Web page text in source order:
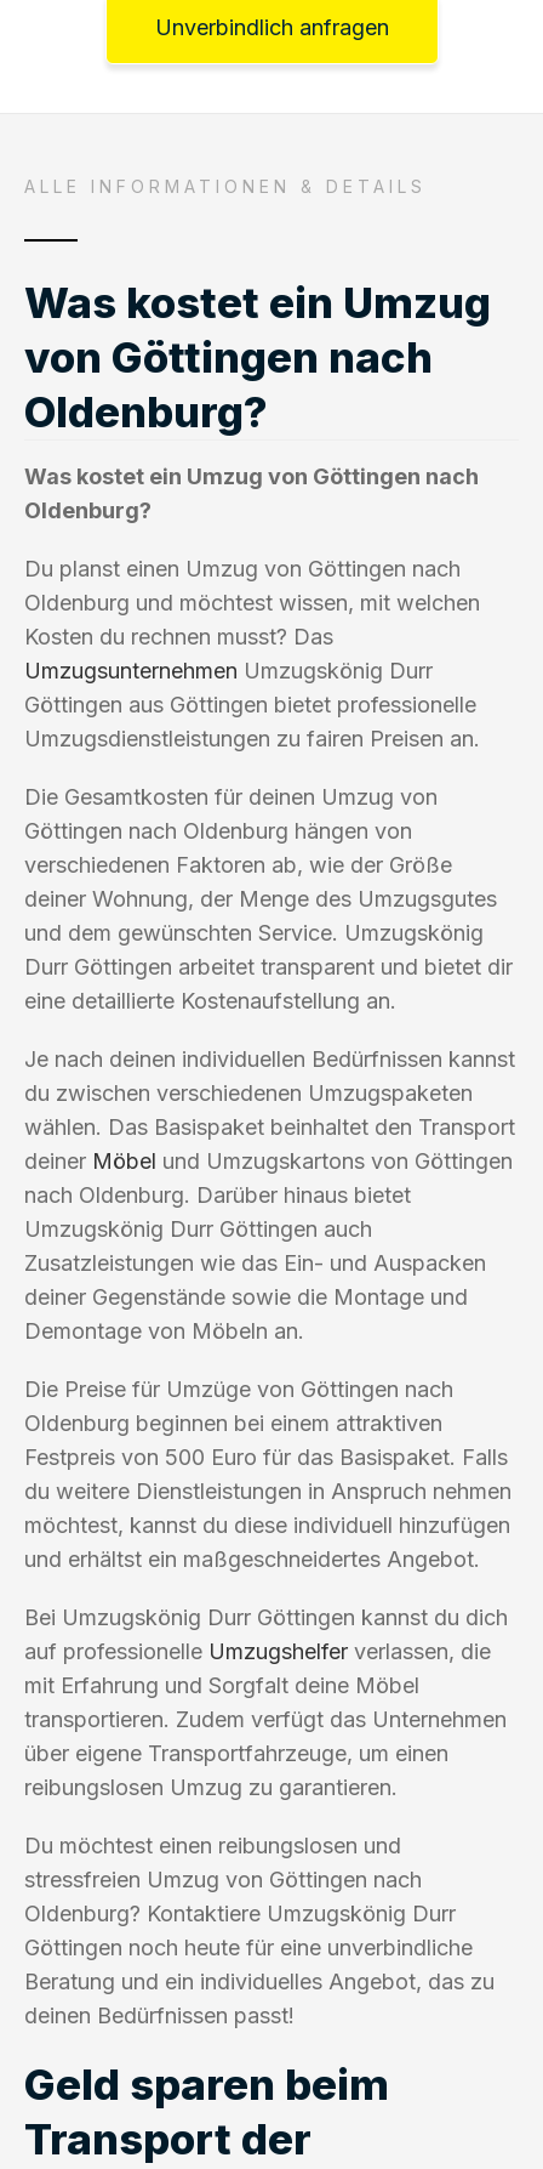
Unverbindlich anfragen
ALLE INFORMATIONEN & DETAILS
Was kostet ein Umzug
von Göttingen nach
Oldenburg?
Was kostet ein Umzug von Göttingen nach
Oldenburg?
Du planst einen Umzug von Göttingen nach
Oldenburg und möchtest wissen, mit welchen
Kosten du rechnen musst? Das
Umzugsunternehmen Umzugskönig Durr
Göttingen aus Göttingen bietet professionelle
Umzugsdienstleistungen zu fairen Preisen an.
Die Gesamtkosten für deinen Umzug von
Göttingen nach Oldenburg hängen von
verschiedenen Faktoren ab, wie der Größe
deiner Wohnung, der Menge des Umzugsgutes
und dem gewünschten Service. Umzugskönig
Durr Göttingen arbeitet transparent und bietet dir
eine detaillierte Kostenaufstellung an.
Je nach deinen individuellen Bedürfnissen kannst
du zwischen verschiedenen Umzugspaketen
wählen. Das Basispaket beinhaltet den Transport
deiner Möbel und Umzugskartons von Göttingen
nach Oldenburg. Darüber hinaus bietet
Umzugskönig Durr Göttingen auch
Zusatzleistungen wie das Ein- und Auspacken
deiner Gegenstände sowie die Montage und
Demontage von Möbeln an.
Die Preise für Umzüge von Göttingen nach
Oldenburg beginnen bei einem attraktiven
Festpreis von 500 Euro für das Basispaket. Falls
du weitere Dienstleistungen in Anspruch nehmen
möchtest, kannst du diese individuell hinzufügen
und erhältst ein maßgeschneidertes Angebot.
Bei Umzugskönig Durr Göttingen kannst du dich
auf professionelle Umzugshelfer verlassen, die
mit Erfahrung und Sorgfalt deine Möbel
transportieren. Zudem verfügt das Unternehmen
über eigene Transportfahrzeuge, um einen
reibungslosen Umzug zu garantieren.
Du möchtest einen reibungslosen und
stressfreien Umzug von Göttingen nach
Oldenburg? Kontaktiere Umzugskönig Durr
Göttingen noch heute für eine unverbindliche
Beratung und ein individuelles Angebot, das zu
deinen Bedürfnissen passt!
Geld sparen beim
Transport der